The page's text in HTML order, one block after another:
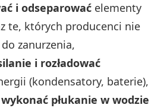
i odseparować elementy
te, których producenci nie
zanurzenia,
i rozładować
(kondensatory, baterie),
płukanie w wodzie